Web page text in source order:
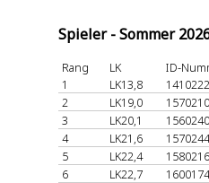
Spieler - Sommer
Rang LK
ID-
1
LK13,8
2
LK19,0
3
LK20,1
4
LK21,6
5
LK22,4
6
LK22,7